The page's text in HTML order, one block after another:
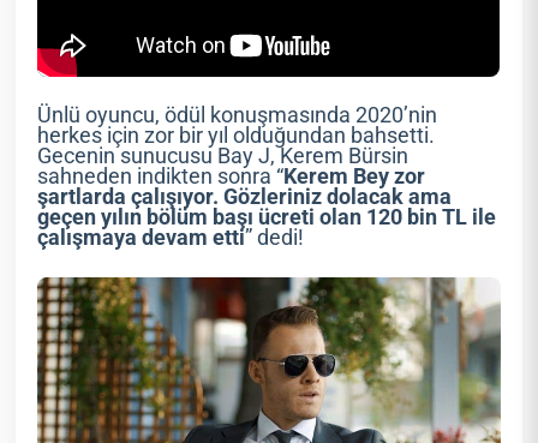
Ünlü oyuncu, ödül konuşmasında 2020’nin
herkes için zor bir yıl olduğundan bahsetti.
Gecenin sunucusu Bay J, Kerem Bürsin
sahneden indikten sonra “Kerem Bey zor
şartlarda çalışıyor. Gözleriniz dolacak ama
geçen yılın bölüm başı ücreti olan 120 bin TL ile
çalışmaya devam etti” dedi!